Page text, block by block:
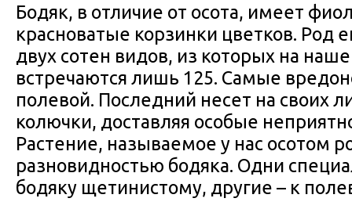
Бодяк, в отличие от осота, имеет
красноватые корзинки цветков. Род
двух сотен видов, из которых на
встречаются лишь 125. Самые
полевой. Последний несет на своих
колючки, доставляя особые
Растение, называемое у нас осотом
разновидностью бодяка. Одни
бодяку щетинистому, другие – к